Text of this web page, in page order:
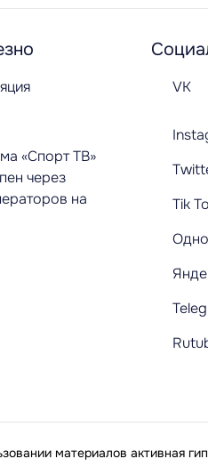
«Спорт ТВ»
через
на
VK
Tik
материалов активная